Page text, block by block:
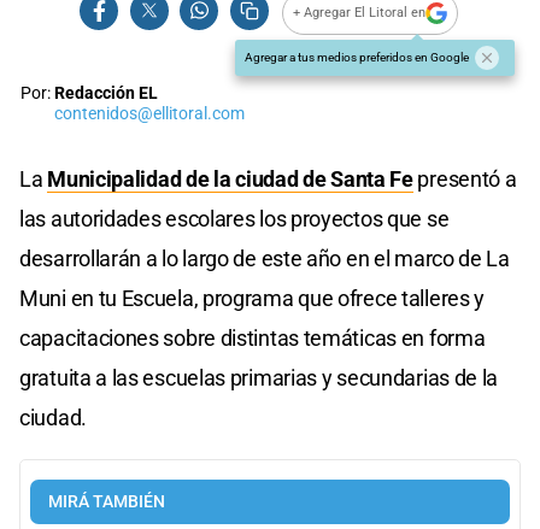
+ Agregar El Litoral en
Agregar a tus medios preferidos en Google
Por:Redacción EL
contenidos@ellitoral.com
La Municipalidad de la ciudad de Santa Fepresentó a
las autoridades escolares los proyectos que se
desarrollarán a lo largo de este año en el marco de La
Muni en tu Escuela, programa que ofrece talleres y
capacitaciones sobre distintas temáticas en forma
gratuita a las escuelas primarias y secundarias de la
ciudad.
MIRÁ TAMBIÉN